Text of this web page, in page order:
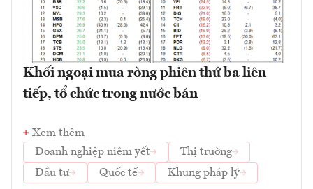
Khối ngoại mua ròng phiên thứ ba liên
tiếp, tổ chức trong nước bán
Xem thêm
Doanh nghiệp niêm yết
Thị trường
Đầu tư
Quốc tế Khung pháp lý